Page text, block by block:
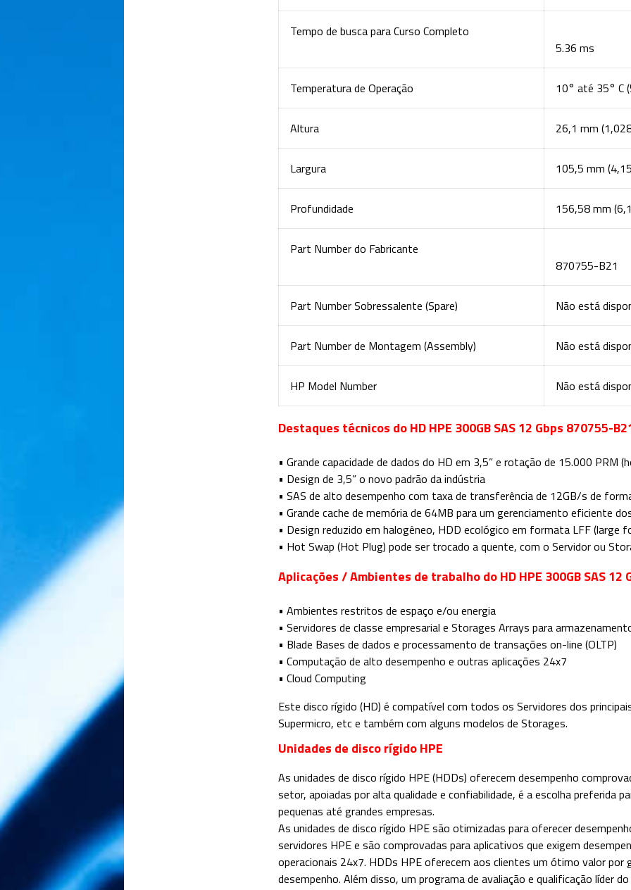
Tempo de busca para Curso Completo
5.36 ms
Temperatura de Operação 10° até 35° C
Altura 26,1 mm
Largura 105,5 mm
Profundidade 156,58 mm
Part Number do Fabricante
870755-B21
Part Number Sobressalente (Spare) Não está
Part Number de Montagem (Assembly) Não está
HP Model Number Não está
Destaques técnicos do HD HPE 300GB SAS 12 Gbps 870755-
• Grande capacidade de dados do HD em 3,5” e rotação de 15.000 PRM
• Design de 3,5” o novo padrão da indústria
• SAS de alto desempenho com taxa de transferência de 12GB/s de
• Grande cache de memória de 64MB para um gerenciamento eficiente
• Design reduzido em halogêneo, HDD ecológico em formata LFF (large
• Hot Swap (Hot Plug) pode ser trocado a quente, com o Servidor ou
Aplicações / Ambientes de trabalho do HD HPE 300GB SAS 12
• Ambientes restritos de espaço e/ou energia
• Servidores de classe empresarial e Storages Arrays para
• Blade Bases de dados e processamento de transações on-line (OLTP)
• Computação de alto desempenho e outras aplicações 24x7
• Cloud Computing
Este disco rígido (HD) é compatível com todos os Servidores dos
Supermicro, etc e também com alguns modelos de Storages.
Unidades de disco rígido HPE
As unidades de disco rígido HPE (HDDs) oferecem desempenho
setor, apoiadas por alta qualidade e confiabilidade, é a escolha preferida
pequenas até grandes empresas.
As unidades de disco rígido HPE são otimizadas para oferecer
servidores HPE e são comprovadas para aplicativos que exigem
operacionais 24x7. HDDs HPE oferecem aos clientes um ótimo valor
desempenho. Além disso, um programa de avaliação e qualificação líder